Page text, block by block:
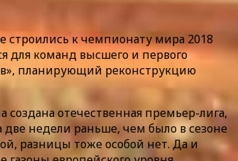
строились к чемпионату мира 2018
для команд высшего и первого
планирующий реконструкцию
отечественная премьер-лига,
две недели раньше, чем было в сезоне
разницы тоже особой нет. Да и